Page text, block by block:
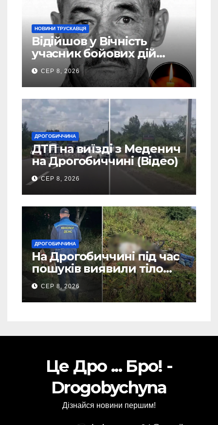
НОВИНИ ТРУСКАВЦЯ
Відійшов у Вічність
учасник бойових дій
Василь Іваникович зі
Станилі
СЕР 8, 2026
ДРОГОБИЧЧИНА
ДТП на виїзді з Меденич
на Дрогобиччині (Відео)
СЕР 8, 2026
ДРОГОБИЧЧИНА
На Дрогобиччині під час
пошуків виявили тіло
зниклого чоловіка (Фото)
СЕР 8, 2026
Це Дро ... Бро! -
Drogobychyna
Дізнайся новини першим!